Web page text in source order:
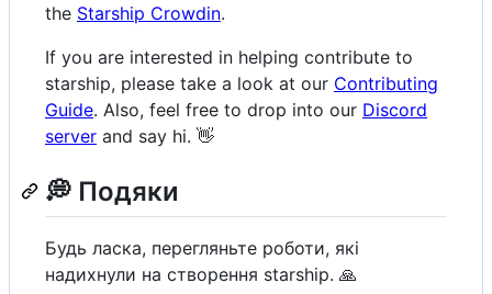
the Starship Crowdin.
If you are interested in helping contribute to
starship, please take a look at our Contributing
Guide. Also, feel free to drop into our Discord
server and say hi. 👋
💭 Подяки
Будь ласка, перегляньте роботи, які
надихнули на створення starship. 🙏